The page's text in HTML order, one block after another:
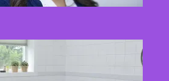
vežimėliui vonią?